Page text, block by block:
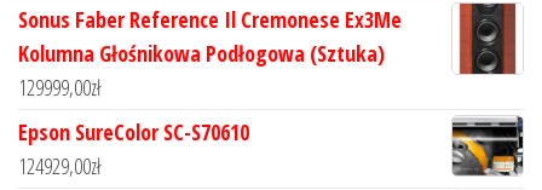
Sonus Faber Reference Il Cremonese Ex3Me
Kolumna Głośnikowa Podłogowa (Sztuka)
129999,00zł
Epson SureColor SC-S70610
124929,00zł